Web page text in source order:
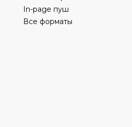
In-page пуш
Все форматы